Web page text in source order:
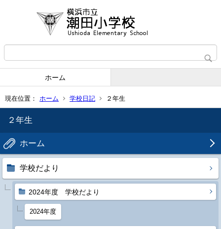
ホーム
現在位置： ホーム 学校日記 ２年生
２年生
ホーム
学校だより
2024年度 学校だより
2024年度